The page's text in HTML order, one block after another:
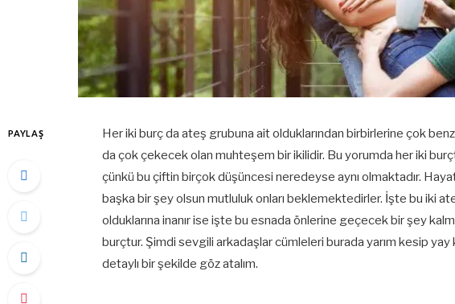
PAYLAŞ
Her iki burç da ateş grubuna ait olduklarından birbirlerine çok
da çok çekecek olan muhteşem bir ikilidir. Bu yorumda her iki
çünkü bu çiftin birçok düşüncesi neredeyse aynı olmaktadır.
başka bir şey olsun mutluluk onları beklemektedirler. İşte bu iki
olduklarına inanır ise işte bu esnada önlerine geçecek bir şey
burçtur. Şimdi sevgili arkadaşlar cümleleri burada yarım kesip yay
detaylı bir şekilde göz atalım.